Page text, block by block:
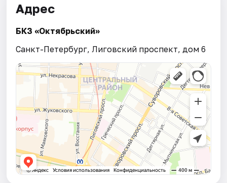
Адрес
БКЗ «Октябрьский»
Санкт-Петербург, Лиговский проспект, дом 6